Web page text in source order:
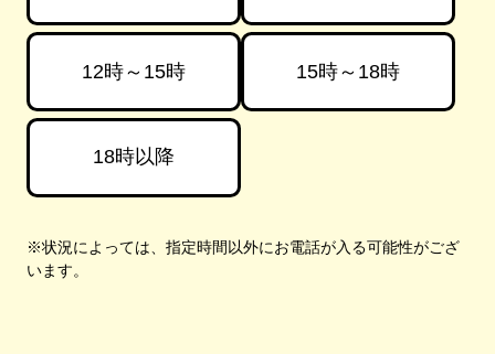
12時～15時 15時～18時
18時以降
※状況によっては、指定時間以外にお電話が入る可能性がござ
います。